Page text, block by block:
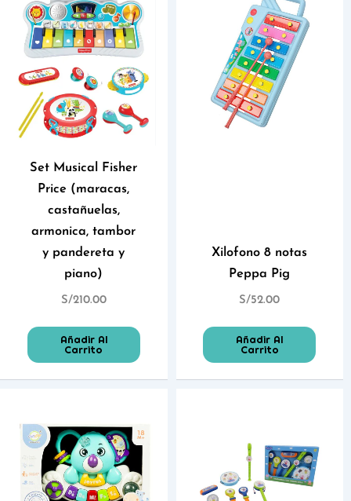
Set Musical Fisher
Price (maracas,
castañuelas,
armonica, tambor
y pandereta y
piano)
S/210.00
Añadir Al
Carrito
Xilofono 8 notas
Peppa Pig
S/52.00
Añadir Al
Carrito